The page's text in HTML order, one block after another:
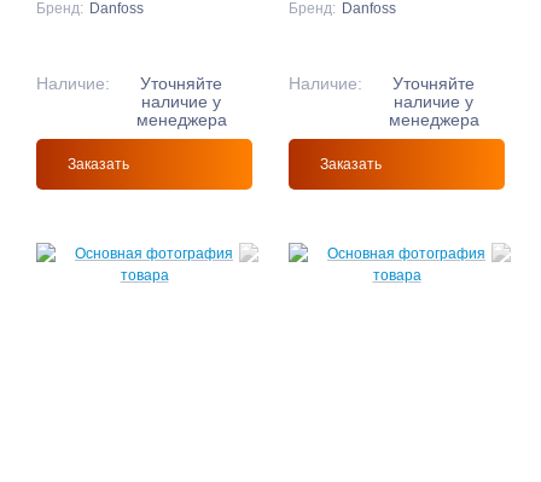
Бренд: Danfoss
Наличие:
Уточняйте
наличие у
менеджера
Заказать
Бренд: Danfoss
Наличие:
Уточняйте
наличие у
менеджера
Заказать